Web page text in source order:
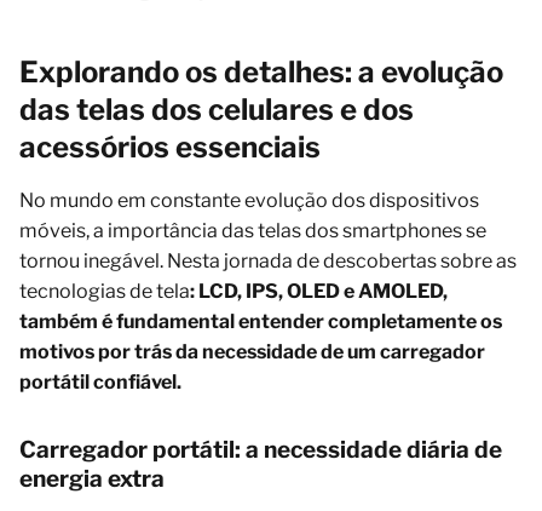
Explorando os detalhes: a evolução
das telas dos celulares e dos
acessórios essenciais
No mundo em constante evolução dos dispositivos
móveis, a importância das telas dos smartphones se
tornou inegável. Nesta jornada de descobertas sobre as
tecnologias de tela: LCD, IPS, OLED e AMOLED,
também é fundamental entender completamente os
motivos por trás da necessidade de um carregador
portátil confiável.
Carregador portátil: a necessidade diária de
energia extra